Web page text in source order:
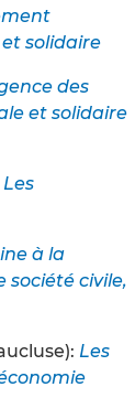
solidaire
des
et solidaire
Les
à la
société civile,
Les